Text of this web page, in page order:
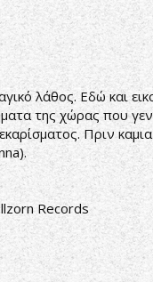
λάθος. Εδώ και
της χώρας που
Πριν
Records